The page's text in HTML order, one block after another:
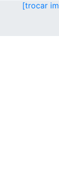
[trocar